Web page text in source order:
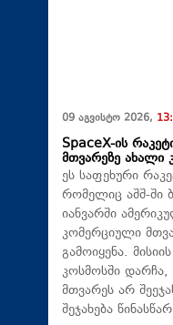
09 აგვისტო 2026,
SpaceX-ის
მთვარეზე ახალი
ეს საფეხური
რომელიც აშშ-ში
იანვარში
კომერციული
გამოიყენა.
კოსმოსში დარჩა,
მთვარეს არ
შეჯახება